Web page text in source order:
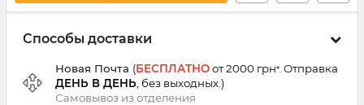
Способы доставки
Новая Почта (БЕСПЛАТНОот 2000 грн*. Отправка
ДЕНЬ В ДЕНЬ , без выходных.)
Самовывоз изотделения